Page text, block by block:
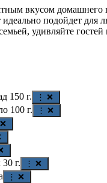
вкусом домашнего
идеально подойдет для
удивляйте гостей
150 г. ⋮ ❌
100 г. ⋮ ❌
30 г. ⋮ ❌
⋮ ❌